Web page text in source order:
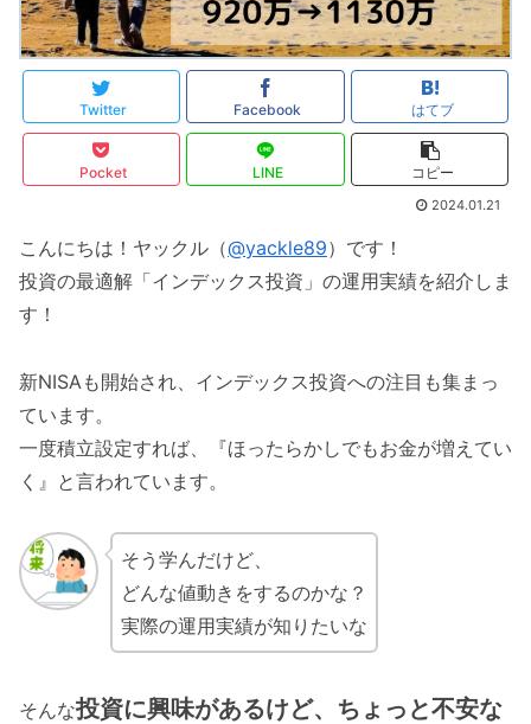
Twitter Facebook はてブ
Pocket LINE コピー
2024.01.21
こんにちは！ヤックル（@yackle89）です！
投資の最適解「インデックス投資」の運用実績を紹介しま
す！
新NISAも開始され、インデックス投資への注目も集まっ
ています。
一度積立設定すれば、『ほったらかしでもお金が増えてい
く』と言われています。
そう学んだけど、
どんな値動きをするのかな？
実際の運用実績が知りたいな
そんな投資に興味があるけど、ちょっと不安な